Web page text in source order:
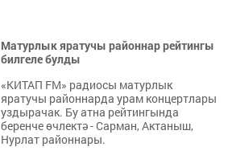
Матурлык яратучы районнар рейтингы
билгеле булды
«КИТАП FM» радиосы матурлык
яратучы районнарда урам концертлары
уздырачак. Бу атна рейтингында
беренче өчлектә - Сарман, Актаныш,
Нурлат районнары.